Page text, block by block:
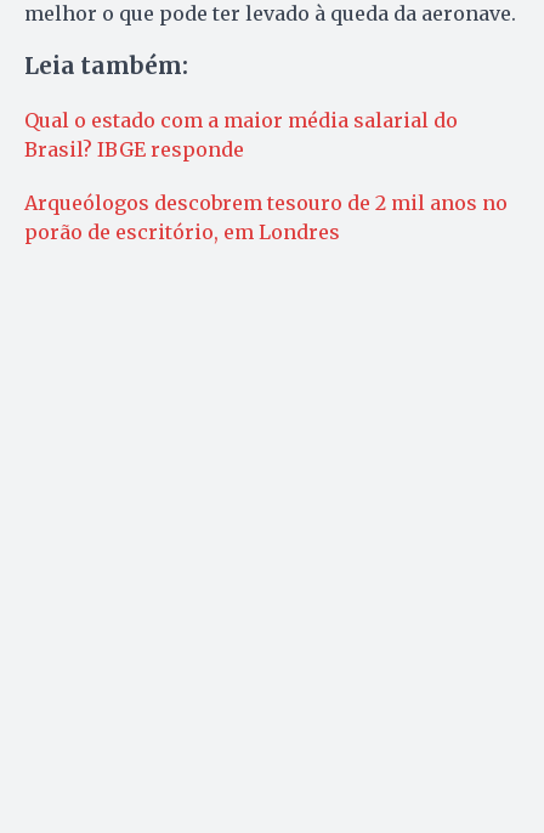
melhor o que pode ter levado à queda da aeronave.
Leia também:
Qual o estado com a maior média salarial do
Brasil? IBGE responde
Arqueólogos descobrem tesouro de 2 mil anos no
porão de escritório, em Londres